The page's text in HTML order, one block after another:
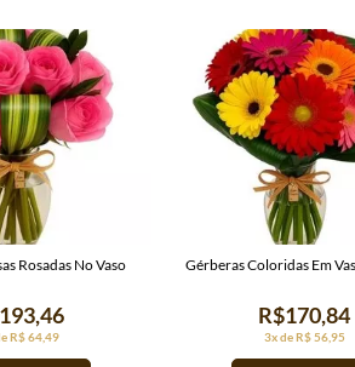
R$ 64,49
Rosadas No Vaso
3x de R$ 56,95
R$170,84
Gérberas Coloridas Em